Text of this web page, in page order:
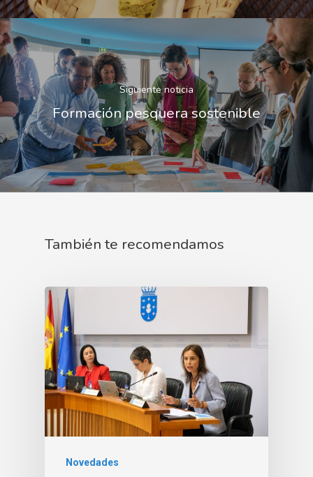
Siguiente noticia
Formación pesquera sostenible
También te recomendamos
Novedades